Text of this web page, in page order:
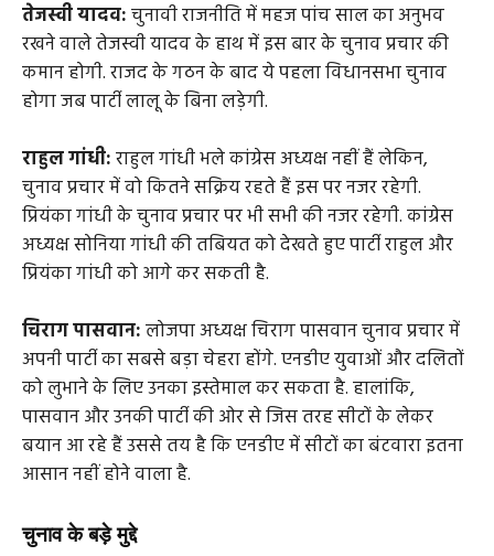
तेजस्वी यादव:चुनावी राजनीति में महज पांच साल का अनुभव
रखने वाले तेजस्वी यादव के हाथ में इस बार के चुनाव प्रचार की
कमान होगी. राजद के गठन के बाद ये पहला विधानसभा चुनाव
होगा जब पार्टी लालू के बिना लड़ेगी.
राहुल गांधी:राहुल गांधी भले कांग्रेस अध्यक्ष नहीं हैं लेकिन,
चुनाव प्रचार में वो कितने सक्रिय रहते हैं इस पर नजर रहेगी.
प्रियंका गांधी के चुनाव प्रचार पर भी सभी की नजर रहेगी. कांग्रेस
अध्यक्ष सोनिया गांधी की तबियत को देखते हुए पार्टी राहुल और
प्रियंका गांधी को आगे कर सकती है.
चिराग पासवान:लोजपा अध्यक्ष चिराग पासवान चुनाव प्रचार में
अपनी पार्टी का सबसे बड़ा चेहरा होंगे. एनडीए युवाओं और दलितों
को लुभाने के लिए उनका इस्तेमाल कर सकता है. हालांकि,
पासवान और उनकी पार्टी की ओर से जिस तरह सीटों के लेकर
बयान आ रहे हैं उससे तय है कि एनडीए में सीटों का बंटवारा इतना
आसान नहीं होने वाला है.
चुनाव के बड़े मुद्दे